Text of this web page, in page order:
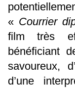
« Courrier
film très
bénéficiant
savoureux,
d’une